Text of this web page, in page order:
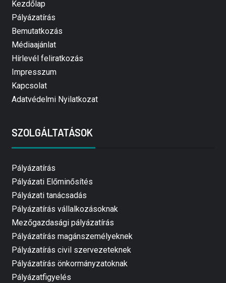
Kezdőlap
Pályázatírás
Bemutatkozás
Médiaajánlat
Hírlevél feliratkozás
Impresszum
Kapcsolat
Adatvédelmi Nyilatkozat
SZOLGÁLTATÁSOK
Pályázatírás
Pályázati Előminősítés
Pályázati tanácsadás
Pályázatírás vállalkozásoknak
Mezőgazdasági pályázatírás
Pályázatírás magánszemélyeknek
Pályázatírás civil szervezeteknek
Pályázatírás önkormányzatoknak
Pályázatfigyelés